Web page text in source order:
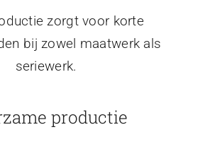
zorgt voor korte
bij zowel maatwerk als
seriewerk.
productie